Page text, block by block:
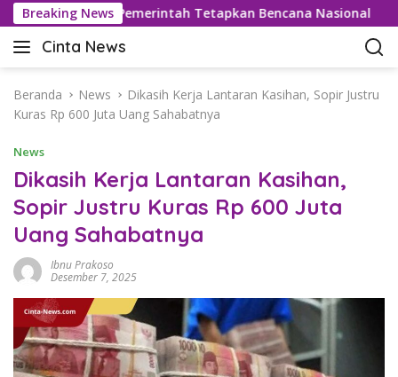
a
Breaking News
42,5°C, Pemerintah Tetapkan Bencana Nasional
Cinta News
C
n
t
N
e
w
s
–
a
a
r
T
e
Beranda News
Dikasih Kerja Lantaran Kasihan, Sopir Justru
Kuras Rp 600 Juta Uang Sahabatnya
News
Dikasih Kerja Lantaran Kasihan,
Sopir Justru Kuras Rp 600 Juta
Uang Sahabatnya
Ibnu Prakoso
Desember 7, 2025